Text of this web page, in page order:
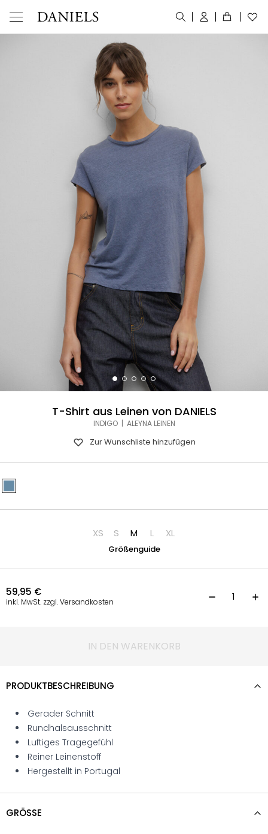
T-Shirt aus Leinen von DANIELS
INDIGO | ALEYNA LEINEN
Zur Wunschliste hinzufügen
XS S M L XL
Größenguide
59,95 €
inkl. MwSt. zzgl. Versandkosten
IN DEN WARENKORB
PRODUKTBESCHREIBUNG
Gerader Schnitt
Rundhalsausschnitt
Luftiges Tragegefühl
Reiner Leinenstoff
Hergestellt in Portugal
GRÖSSE